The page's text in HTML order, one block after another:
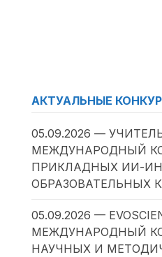
АКТУАЛЬНЫЕ
05.09.2026 —
МЕЖДУНАРОДНЫЙ
ПРИКЛАДНЫХ ИИ-
ОБРАЗОВАТЕЛЬНЫХ
05.09.2026 —
МЕЖДУНАРОДНЫЙ
НАУЧНЫХ И